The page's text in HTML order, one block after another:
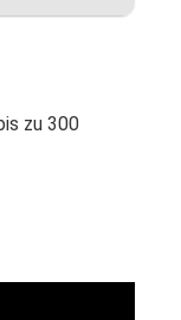
zu 300